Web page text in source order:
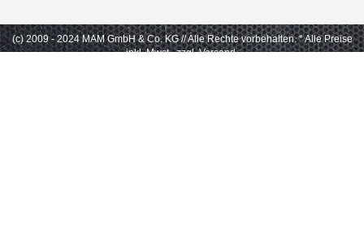
(c) 2009 - 2024 MAM GmbH & Co. KG // Alle Rechte vorbehalten. * Alle Preise
inkl. Mwst., zzgl. Versand.